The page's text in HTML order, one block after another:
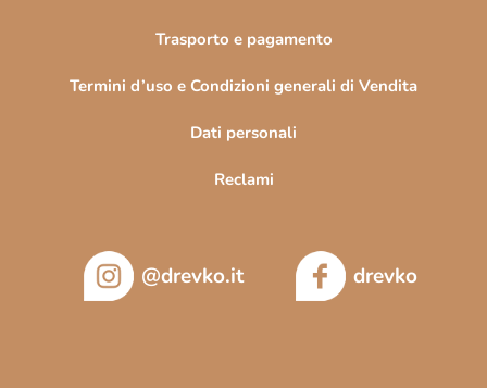
Trasporto e pagamento
Termini d’uso e Condizioni generali di Vendita
Dati personali
Reclami
@drevko.it drevko